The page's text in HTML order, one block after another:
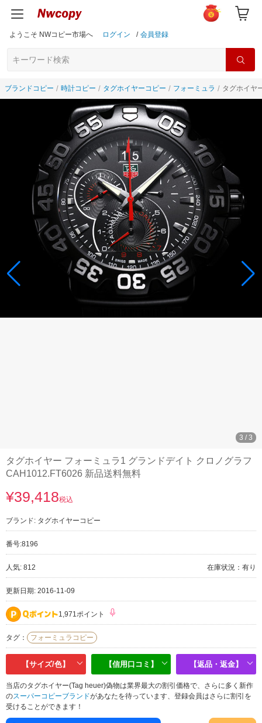
ようこそ NWコピー市場へ ログイン / 会員登録
ブランドコピー 時計コピー タグホイヤーコピー フォーミュラ タグホイヤ
3 / 3
タグホイヤー フォーミュラ1 グランドデイト クロノグラフ
CAH1012.FT6026 新品送料無料
¥39,418税込
ブランド: タグホイヤーコピー
番号:8196
人気: 812 在庫状況：有り
更新日期: 2016-11-09
1,971ポイント
タグ： フォーミュラコピー
【サイズ/色】 【信用口コミ】 【返品・返金】
当店のタグホイヤー(Tag heuer)偽物は業界最大の割引価格で、さらに多く新作
のスーパーコピーブランドがあなたを待っています、登録会員はさらに割引を
受けることができます！